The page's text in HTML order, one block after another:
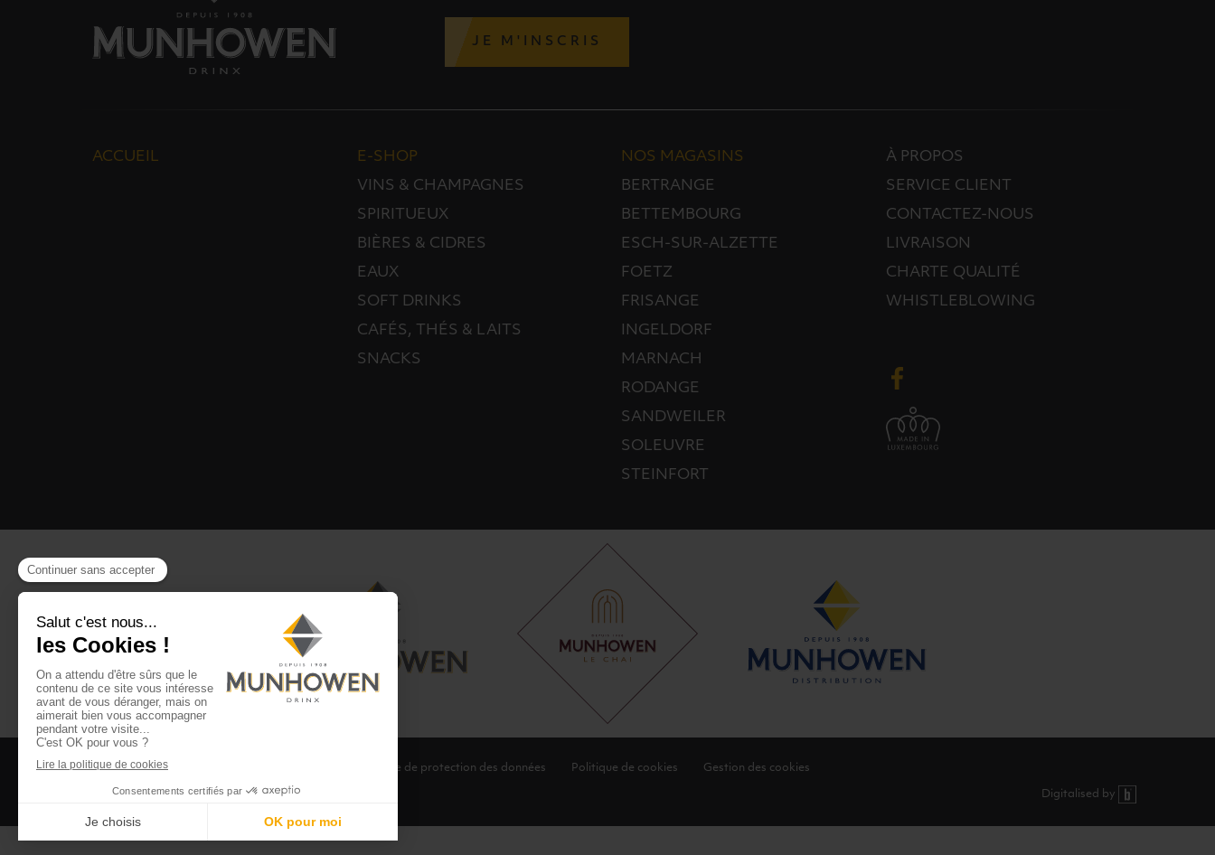
JE M'INSCRIS
ACCUEIL
E-SHOP
VINS & CHAMPAGNES
SPIRITUEUX
BIÈRES & CIDRES
EAUX
SOFT DRINKS
CAFÉS, THÉS & LAITS
SNACKS
NOS MAGASINS
BERTRANGE
BETTEMBOURG
ESCH-SUR-ALZETTE
FOETZ
FRISANGE
INGELDORF
MARNACH
RODANGE
SANDWEILER
SOLEUVRE
STEINFORT
À PROPOS
SERVICE CLIENT
CONTACTEZ-NOUS
LIVRAISON
CHARTE QUALITÉ
WHISTLEBLOWING
CGV CGU Club Drinx Politique de protection des données Politique de cookies Gestion des cookies
©2026 Munhowen Drinx / Tous droits réservés Digitalised by